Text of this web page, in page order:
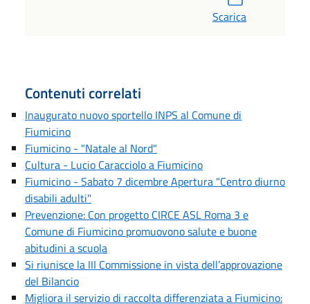
Scarica
Contenuti correlati
Inaugurato nuovo sportello INPS al Comune di
Fiumicino
Fiumicino - "Natale al Nord"
Cultura - Lucio Caracciolo a Fiumicino
Fiumicino - Sabato 7 dicembre Apertura "Centro diurno
disabili adulti"
Prevenzione: Con progetto CIRCE ASL Roma 3 e
Comune di Fiumicino promuovono salute e buone
abitudini a scuola
Si riunisce la III Commissione in vista dell’approvazione
del Bilancio
Migliora il servizio di raccolta differenziata a Fiumicino: